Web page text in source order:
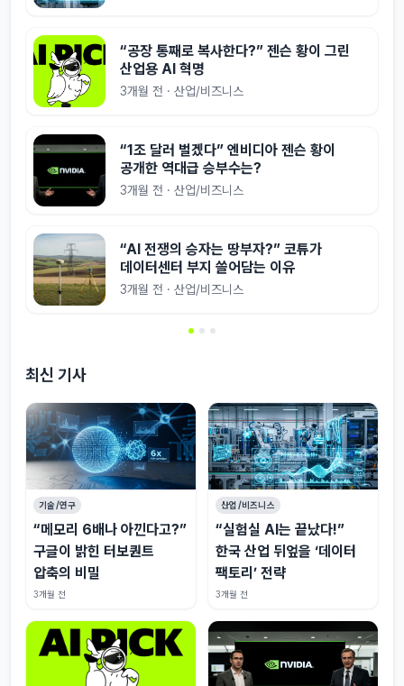
“공장 통째로 복사한다?” 젠슨 황이 그린
산업용 AI 혁명
3개월 전 · 산업/비즈니스
“1조 달러 벌겠다” 엔비디아 젠슨 황이
공개한 역대급 승부수는?
3개월 전 · 산업/비즈니스
“AI 전쟁의 승자는 땅부자?” 코튜가
데이터센터 부지 쓸어담는 이유
3개월 전 · 산업/비즈니스
최신 기사
기술/연구
“메모리 6배나 아낀다고?”
구글이 밝힌 터보퀀트
압축의 비밀
3개월 전
산업/비즈니스
“실험실 AI는 끝났다!”
한국 산업 뒤엎을 ‘데이터
팩토리’ 전략
3개월 전